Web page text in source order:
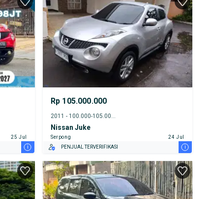
25 Jul
i
Rp 105.000.000
Nissan Juke
Serpong
24 Jul
PENJUAL TERVERIFIKASI
i